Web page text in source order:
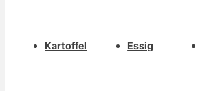
Kartoffel Essig